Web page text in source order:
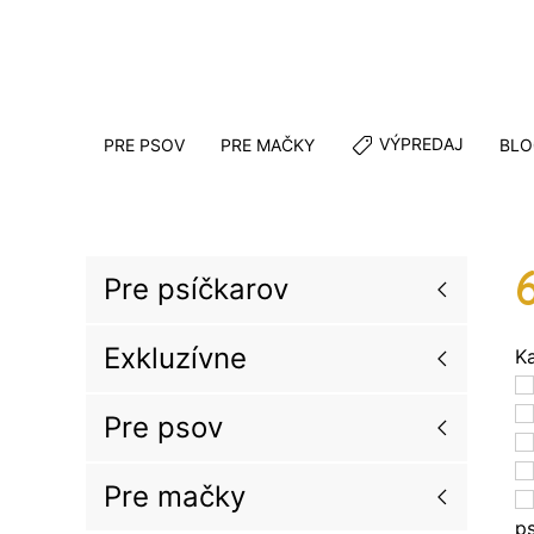
PRE PSOV PRE MAČKY VÝPREDAJ
Pre psíčkarov
Exkluzívne
Pre psov
Pre mačky